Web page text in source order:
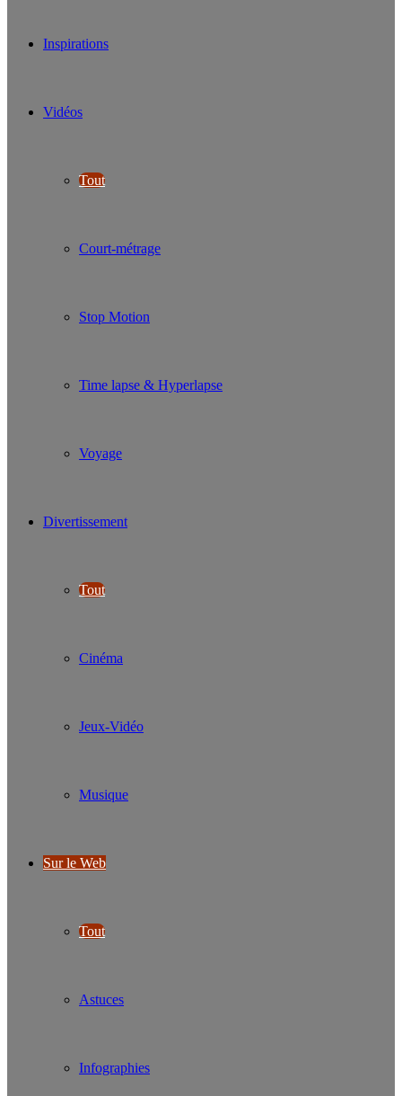
Inspirations
Vidéos
Tout
Court-métrage
Stop Motion
Time lapse & Hyperlapse
Voyage
Divertissement
Tout
Cinéma
Jeux-Vidéo
Musique
Sur le Web
Tout
Astuces
Infographies